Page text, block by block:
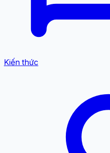
Kiến thức